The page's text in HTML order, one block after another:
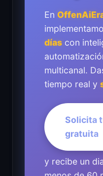
En
días con
multicanal.
tiempo real y
Solicita
gratuita
y recibe un